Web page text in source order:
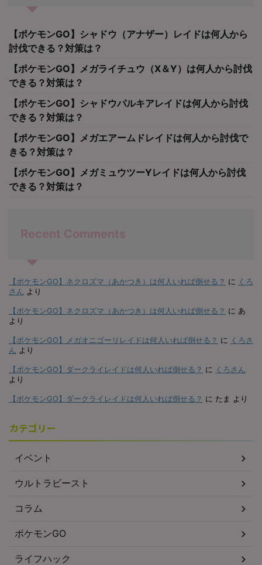
【ポケモンGO】シャドウ（アナザー）レイドは何人から
討伐できる？対策は？
【ポケモンGO】メガライチュウ（X＆Y）は何人から討伐
できる？対策は？
【ポケモンGO】シャドウパルキアレイドは何人から討伐
できる？対策は？
【ポケモンGO】メガエアームドレイドは何人から討伐で
きる？対策は？
【ポケモンGO】メガミュウツーYレイドは何人から討伐
できる？対策は？
Recent Comments
【ポケモンGO】ネクロズマ（あかつき）は何人いれば倒せる？ に くろ
さん より
【ポケモンGO】ネクロズマ（あかつき）は何人いれば倒せる？ に あ
より
【ポケモンGO】メガオニゴーリレイドは何人いれば倒せる？ に くろさ
ん より
【ポケモンGO】ダークライレイドは何人いれば倒せる？ に くろさん
より
【ポケモンGO】ダークライレイドは何人いれば倒せる？ に たま より
カテゴリー
イベント
ウルトラビースト
コラム
ポケモンGO
ライフハック